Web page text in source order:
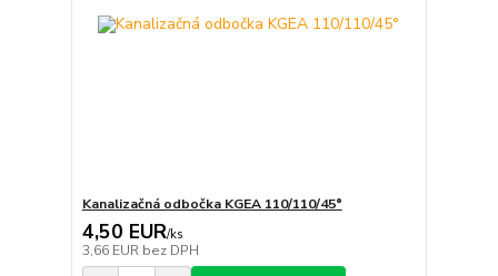
Kanalizačná odbočka KGEA 110/110/45°
4,50 EUR/ks
3,66 EUR bez DPH